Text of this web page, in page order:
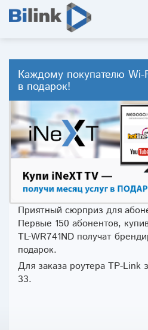
Каждому покупателю
в подарок!
Приятный сюрприз для
Первые 150 абонентов,
TL-WR741ND получат
подарок.
Для заказа роутера TP-Link
33.